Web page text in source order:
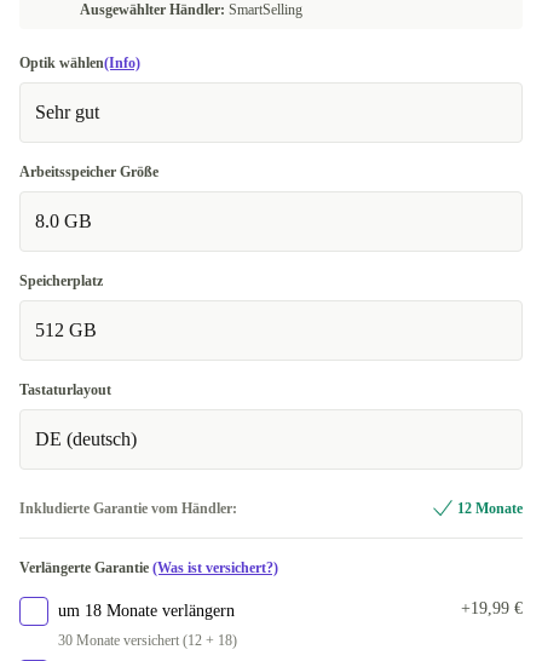
Ausgewählter Händler: SmartSelling
Optik wählen(Info)
Sehr gut
Arbeitsspeicher Größe
8.0 GB
Speicherplatz
512 GB
Tastaturlayout
DE (deutsch)
Inkludierte Garantie vom Händler: 12 Monate
Verlängerte Garantie (Was ist versichert?)
um 18 Monate verlängern
30 Monate versichert (12 + 18)
+19,99 €